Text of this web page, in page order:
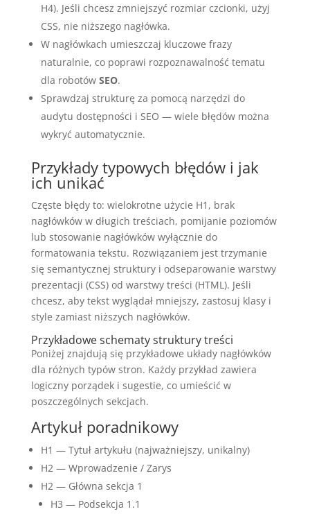
H4). Jeśli chcesz zmniejszyć rozmiar czcionki, użyj
CSS, nie niższego nagłówka.
W nagłówkach umieszczaj kluczowe frazy
naturalnie, co poprawi rozpoznawalność tematu
dla robotów SEO.
Sprawdzaj strukturę za pomocą narzędzi do
audytu dostępności i SEO — wiele błędów można
wykryć automatycznie.
Przykłady typowych błędów i jak
ich unikać
Częste błędy to: wielokrotne użycie H1, brak
nagłówków w długich treściach, pomijanie poziomów
lub stosowanie nagłówków wyłącznie do
formatowania tekstu. Rozwiązaniem jest trzymanie
się semantycznej struktury i odseparowanie warstwy
prezentacji (CSS) od warstwy treści (HTML). Jeśli
chcesz, aby tekst wyglądał mniejszy, zastosuj klasy i
style zamiast niższych nagłówków.
Przykładowe schematy struktury treści
Poniżej znajdują się przykładowe układy nagłówków
dla różnych typów stron. Każdy przykład zawiera
logiczny porządek i sugestie, co umieścić w
poszczególnych sekcjach.
Artykuł poradnikowy
H1 — Tytuł artykułu (najważniejszy, unikalny)
H2 — Wprowadzenie / Zarys
H2 — Główna sekcja 1
H3 — Podsekcja 1.1